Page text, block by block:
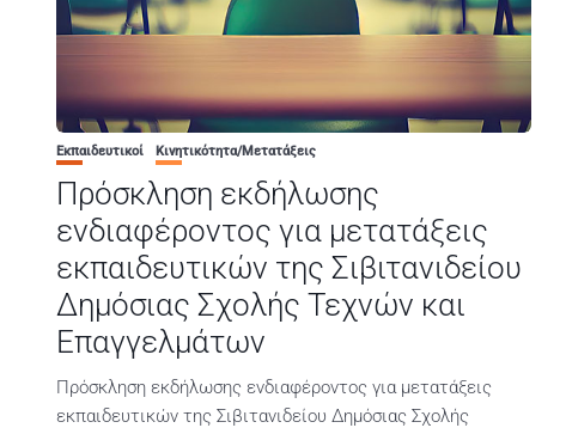
Εκπαιδευτικοί Κινητικότητα/Μετατάξεις
Πρόσκληση εκδήλωσης
ενδιαφέροντος για μετατάξεις
εκπαιδευτικών της Σιβιτανιδείου
Δημόσιας Σχολής Τεχνών και
Επαγγελμάτων
Πρόσκληση εκδήλωσης ενδιαφέροντος για μετατάξεις
εκπαιδευτικών της Σιβιτανιδείου Δημόσιας Σχολής